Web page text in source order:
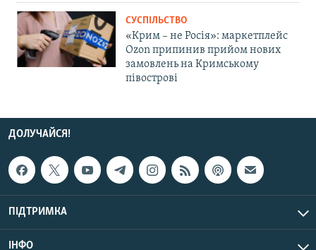
СУСПІЛЬСТВО
«Крим – не Росія»: маркетплейс
Ozon припинив прийом нових
замовлень на Кримському
півострові
ДОЛУЧАЙСЯ!
ПІДТРИМКА
ІНФО